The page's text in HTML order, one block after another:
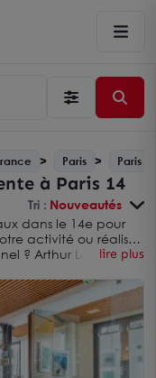
Paris Paris
à Paris 14
Tri : Nouveautés
dans le 14e pour
activité ou réaliser
? Arthur Loyd vous
de la rive gauche.
lire plus